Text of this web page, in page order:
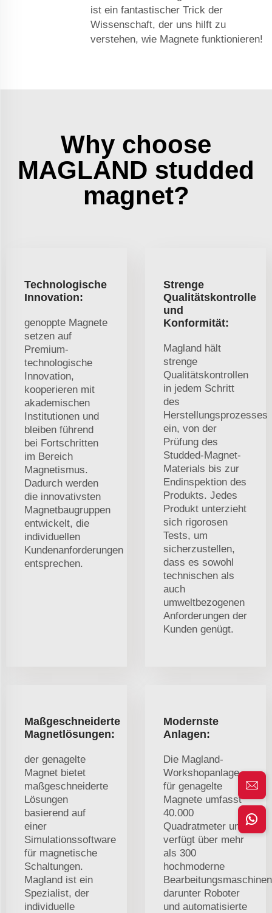
ist ein fantastischer Trick der
Wissenschaft, der uns hilft zu
verstehen, wie Magnete funktionieren!
Why choose
MAGLAND studded
magnet?
Technologische
Innovation:
genoppte Magnete
setzen auf
Premium-
technologische
Innovation,
kooperieren mit
akademischen
Institutionen und
bleiben führend
bei Fortschritten
im Bereich
Magnetismus.
Dadurch werden
die innovativsten
Magnetbaugruppen
entwickelt, die
individuellen
Kundenanforderungen
entsprechen.
Strenge
Qualitätskontrolle
und
Konformität:
Magland hält
strenge
Qualitätskontrollen
in jedem Schritt
des
Herstellungsprozesses
ein, von der
Prüfung des
Studded-Magnet-
Materials bis zur
Endinspektion des
Produkts. Jedes
Produkt unterzieht
sich rigorosen
Tests, um
sicherzustellen,
dass es sowohl
technischen als
auch
umweltbezogenen
Anforderungen der
Kunden genügt.
Maßgeschneiderte
Magnetlösungen:
der genagelte
Magnet bietet
maßgeschneiderte
Lösungen
basierend auf
einer
Simulationssoftware
für magnetische
Schaltungen.
Magland ist ein
Spezialist, der
individuelle
Modernste
Anlagen:
Die Magland-
Workshopanlage
für genagelte
Magnete umfasst
40.000
Quadratmeter und
verfügt über mehr
als 300
hochmoderne
darunter Roboter
und automatisierte